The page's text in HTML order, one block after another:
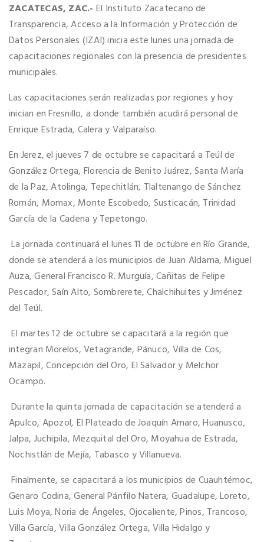
ZACATECAS, ZAC.- El Instituto Zacatecano de
Transparencia, Acceso a la Información y Protección de
Datos Personales (IZAI) inicia este lunes una jornada de
capacitaciones regionales con la presencia de presidentes
municipales.
Las capacitaciones serán realizadas por regiones y hoy
inician en Fresnillo, a donde también acudirá personal de
Enrique Estrada, Calera y Valparaíso.
En Jerez, el jueves 7 de octubre se capacitará a Teúl de
González Ortega, Florencia de Benito Juárez, Santa María
de la Paz, Atolinga, Tepechitlán, Tlaltenango de Sánchez
Román, Momax, Monte Escobedo, Susticacán, Trinidad
García de la Cadena y Tepetongo.
La jornada continuará el lunes 11 de octubre en Río Grande,
donde se atenderá a los municipios de Juan Aldama, Miguel
Auza, General Francisco R. Murguía, Cañitas de Felipe
Pescador, Saín Alto, Sombrerete, Chalchihuites y Jiménez
del Teúl.
El martes 12 de octubre se capacitará a la región que
integran Morelos, Vetagrande, Pánuco, Villa de Cos,
Mazapil, Concepción del Oro, El Salvador y Melchor
Ocampo.
Durante la quinta jornada de capacitación se atenderá a
Apulco, Apozol, El Plateado de Joaquín Amaro, Huanusco,
Jalpa, Juchipila, Mezquital del Oro, Moyahua de Estrada,
Nochistlán de Mejía, Tabasco y Villanueva.
Finalmente, se capacitará a los municipios de Cuauhtémoc,
Genaro Codina, General Pánfilo Natera, Guadalupe, Loreto,
Luis Moya, Noria de Ángeles, Ojocaliente, Pinos, Trancoso,
Villa García, Villa González Ortega, Villa Hidalgo y